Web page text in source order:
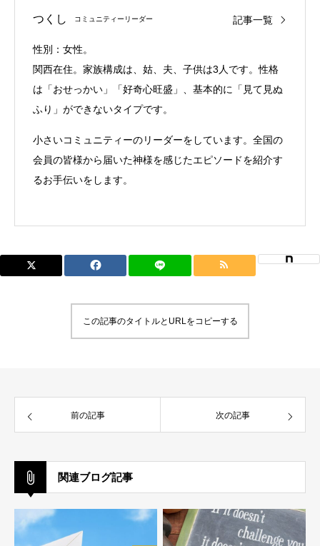
つくし コミュニティーリーダー 記事一覧
性別：女性。
関西在住。家族構成は、姑、夫、子供は3人です。性格
は「おせっかい」「好奇心旺盛」、基本的に「見て見ぬ
ふり」ができないタイプです。
小さいコミュニティーのリーダーをしています。全国の
会員の皆様から届いた神様を感じたエピソードを紹介す
るお手伝いをします。
この記事のタイトルとURLをコピーする
前の記事 次の記事
関連ブログ記事